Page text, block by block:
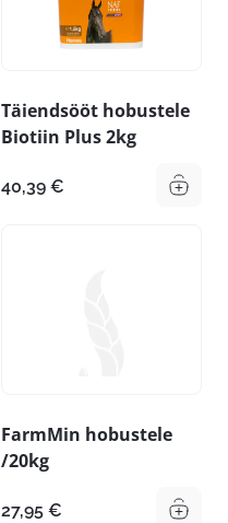
Täiendsööt hobustele
Biotiin Plus 2kg
40,39 €
FarmMin hobustele
/20kg
27,95 €